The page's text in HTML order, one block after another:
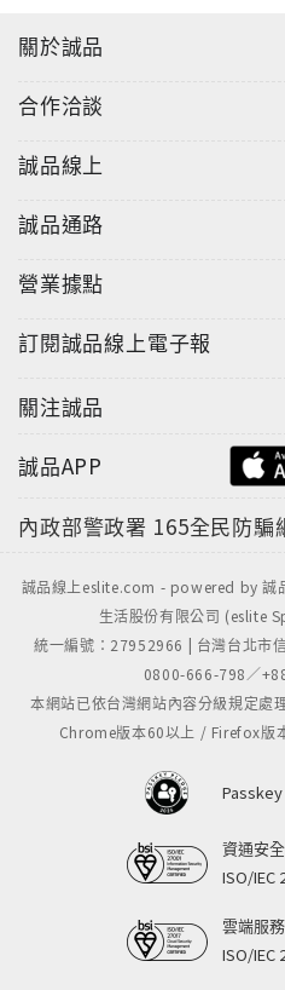
關於誠品
合作洽談
誠品線上
誠品通路
營業據點
訂閱誠品線上電子報
關注誠品
誠品APP
內政部警政署 165全民防騙
誠品線上eslite.com - powered by 誠
生活股份有限公司 (eslite
統一編號：27952966 | 台灣台北市
0800-666-798／
本網站已依台灣網站內容分級規定處
Chrome版本60以上 / Firefox版
資通安
ISO/IEC
雲端服
ISO/IEC